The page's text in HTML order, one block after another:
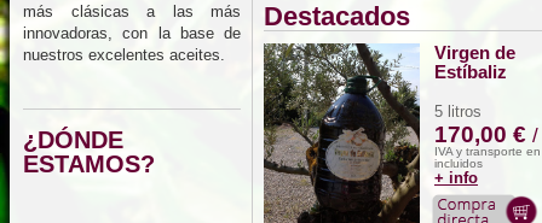
más clásicas a las más
innovadoras, con la base de
nuestros excelentes aceites.
¿DÓNDE
ESTAMOS?
Destacados
Virgen de
Estíbaliz
5 litros
170,00 € /
IVA y transporte
incluidos
+ info